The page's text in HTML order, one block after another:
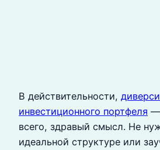
В действительности,
инвестиционного портфеля —
всего, здравый смысл. Не
идеальной структуре или